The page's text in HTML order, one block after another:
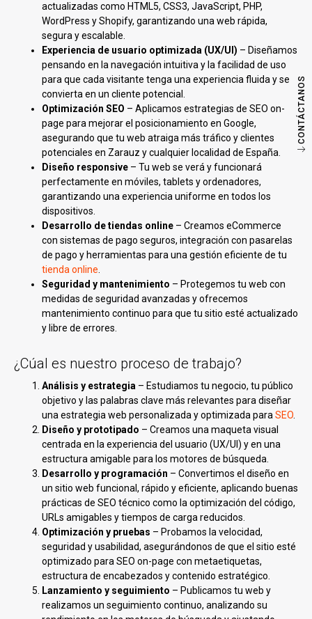
CONTÁCTANOS
actualizadas como HTML5, CSS3, JavaScript, PHP,
WordPress y Shopify, garantizando una web rápida,
segura y escalable.
Experiencia de usuario optimizada (UX/UI) – Diseñamos
pensando en la navegación intuitiva y la facilidad de uso
para que cada visitante tenga una experiencia fluida y se
convierta en un cliente potencial.
Optimización SEO – Aplicamos estrategias de SEO on-
page para mejorar el posicionamiento en Google,
asegurando que tu web atraiga más tráfico y clientes
potenciales en Zarauz y cualquier localidad de España.
Diseño responsive – Tu web se verá y funcionará
perfectamente en móviles, tablets y ordenadores,
garantizando una experiencia uniforme en todos los
dispositivos.
Desarrollo de tiendas online – Creamos eCommerce
con sistemas de pago seguros, integración con pasarelas
de pago y herramientas para una gestión eficiente de tu
tienda online.
Seguridad y mantenimiento – Protegemos tu web con
medidas de seguridad avanzadas y ofrecemos
mantenimiento continuo para que tu sitio esté actualizado
y libre de errores.
¿Cúal es nuestro proceso de trabajo?
Análisis y estrategia – Estudiamos tu negocio, tu público
objetivo y las palabras clave más relevantes para diseñar
una estrategia web personalizada y optimizada paraSEO.
Diseño y prototipado – Creamos una maqueta visual
centrada en la experiencia del usuario (UX/UI) y en una
estructura amigable para los motores de búsqueda.
Desarrollo y programación – Convertimos el diseño en
un sitio web funcional, rápido y eficiente, aplicando buenas
prácticas de SEO técnico como la optimización del código,
URLs amigables y tiempos de carga reducidos.
Optimización y pruebas – Probamos la velocidad,
seguridad y usabilidad, asegurándonos de que el sitio esté
optimizado para SEO on-page con metaetiquetas,
estructura de encabezados y contenido estratégico.
Lanzamiento y seguimiento – Publicamos tu web y
realizamos un seguimiento continuo, analizando su